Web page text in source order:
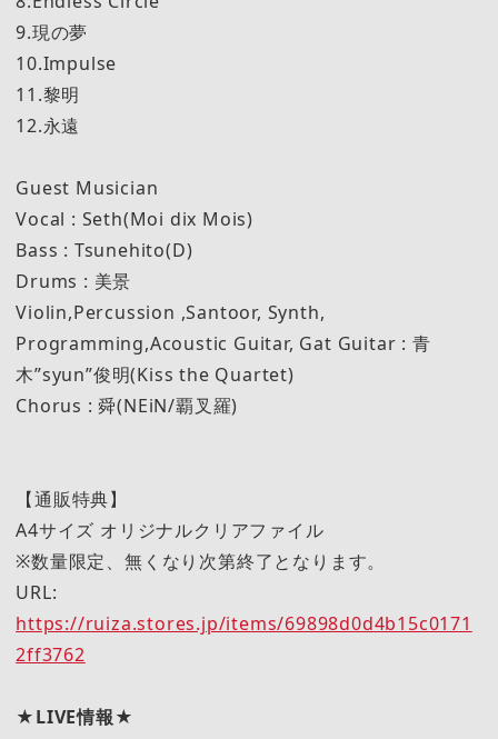
9.現の夢
10.Impulse
11.黎明
12.永遠
Guest Musician
Vocal : Seth(Moi dix Mois)
Bass : Tsunehito(D)
Drums : 美景
Violin,Percussion ,Santoor, Synth,
Programming,Acoustic Guitar, Gat Guitar : 青
木”syun”俊明(Kiss the Quartet)
Chorus : 舜(NEiN/覇叉羅)
【通販特典】
A4サイズ オリジナルクリアファイル
※数量限定、無くなり次第終了となります。
URL:
https://ruiza.stores.jp/items/69898d0d4b15c0171
2ff3762
★LIVE情報★